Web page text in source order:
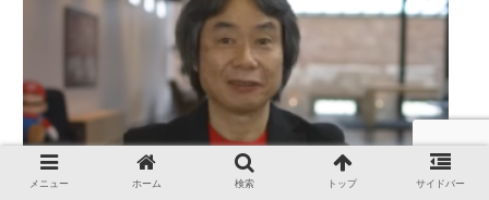
メニュー ホーム 検索 トップ サイドバー